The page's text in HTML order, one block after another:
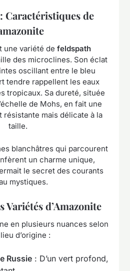
Caractéristiques de
une variété de feldspath
des microclines. Son éclat
oscillant entre le bleu
tendre rappellent les eaux
tropicaux. Sa dureté, située
de Mohs, en fait une
résistante mais délicate à la
taille.
blanchâtres qui parcourent
un charme unique,
le secret des courants
mystiques.
Variétés d’Amazonite
en plusieurs nuances selon
d’origine :
Russie : D’un vert profond,